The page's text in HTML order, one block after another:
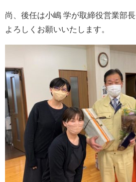
会社案内
尚、後任は小嶋 学が取締役営業部
よろしくお願いいたします。